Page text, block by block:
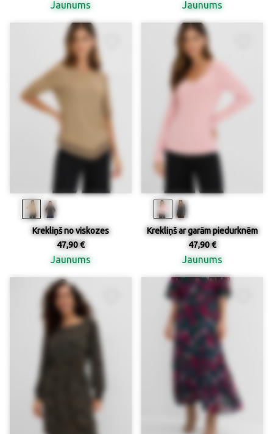
Jaunums Jaunums
Krekliņš no viskozes
47,90 €
Jaunums
Krekliņš ar garām piedurknēm
47,90 €
Jaunums